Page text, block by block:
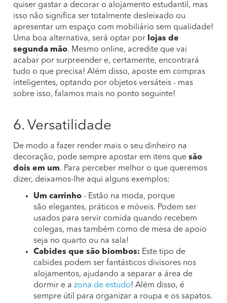
quiser gastar a decorar o alojamento estudantil, mas
isso não significa ser totalmente desleixado ou
apresentar um espaço com mobiliário sem qualidade!
Uma boa alternativa, será optar por lojas de
segunda mão. Mesmo online, acredite que vai
acabar por surpreender e, certamente, encontrará
tudo o que precisa! Além disso, aposte em compras
inteligentes, optando por objetos versáteis - mas
sobre isso, falamos mais no ponto seguinte!
6. Versatilidade
De modo a fazer render mais o seu dinheiro na
decoração, pode sempre apostar em itens que são
dois em um. Para perceber melhor o que queremos
dizer, deixamos-lhe aqui alguns exemplos:
Um carrinho - Estão na moda, porque
são elegantes, práticos e móveis. Podem ser
usados para servir comida quando recebem
colegas, mas também como de mesa de apoio
seja no quarto ou na sala!
Cabides que são biombos: Este tipo de
cabides podem ser fantásticos divisores nos
alojamentos, ajudando a separar a área de
dormir e a zona de estudo! Além disso, é
sempre útil para organizar a roupa e os sapatos.